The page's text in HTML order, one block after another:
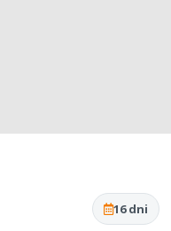
16 dni